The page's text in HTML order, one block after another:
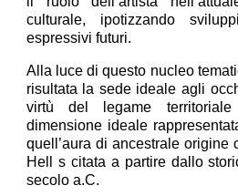
culturale, ipotizzando
espressivi futuri.
Alla luce di questo nucleo
risultata la sede ideale agli
virtù del legame
dimensione ideale
quell’aura di ancestrale origine
Hell s citata a partire dallo
secolo a.C.